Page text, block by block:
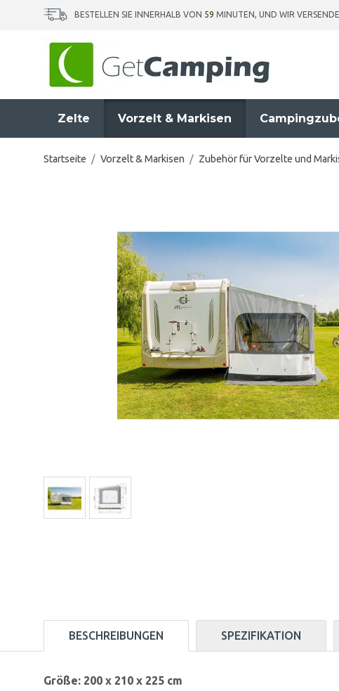
BESTELLEN SIE INNERHALB VON 59 MINUTEN, UND WIR
Zelte Vorzelt & Markisen
Startseite / Vorzelt & Markisen / Zubehör für Vorzelte und
BESCHREIBUNGEN SPEZIFIKATION
Größe: 200 x 210 x 225 cm